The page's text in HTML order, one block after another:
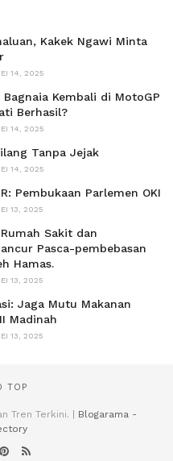
Kakek Ngawi Minta
14, 2025
Kembali di MotoGP
Berhasil?
14, 2025
Tanpa Jejak
14, 2025
Pembukaan Parlemen OKI
13, 2025
Sakit dan
Pasca-pembebasan
Hamas.
13, 2025
Jaga Mutu Makanan
Madinah
13, 2025
TOP
Tren Terkini. |
Blogarama -